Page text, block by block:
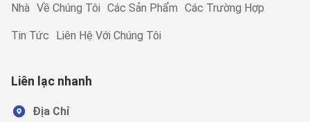
Nhà Về Chúng Tôi Các Sản Phẩm Các Trường Hợp
Tin Tức Liên Hệ Với Chúng Tôi
Liên lạc nhanh
Địa Chỉ